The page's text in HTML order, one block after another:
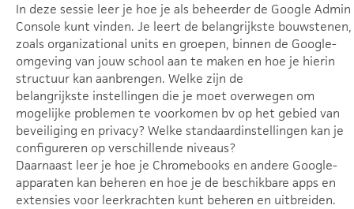
In deze sessie leer je hoe je als beheerder de Google Admin
Console kunt vinden. Je leert de belangrijkste bouwstenen,
zoals organizational units en groepen, binnen de Google-
omgeving van jouw school aan te maken en hoe je hierin
structuur kan aanbrengen. Welke zijn de
belangrijkste instellingen die je moet overwegen om
mogelijke problemen te voorkomen bv op het gebied van
beveiliging en privacy? Welke standaardinstellingen kan je
configureren op verschillende niveaus?
Daarnaast leer je hoe je Chromebooks en andere Google-
apparaten kan beheren en hoe je de beschikbare apps en
extensies voor leerkrachten kunt beheren en uitbreiden.